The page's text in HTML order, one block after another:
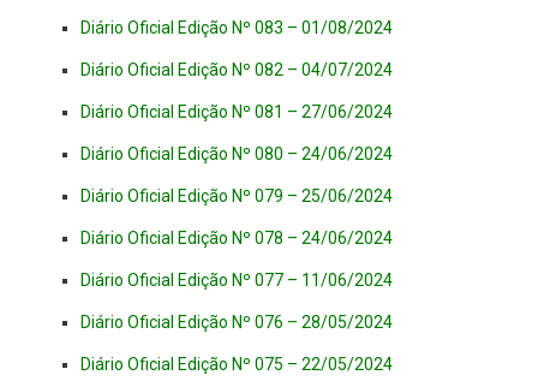
Diário Oficial Edição Nº 083 – 01/08/2024
Diário Oficial Edição Nº 082 – 04/07/2024
Diário Oficial Edição Nº 081 – 27/06/2024
Diário Oficial Edição Nº 080 – 24/06/2024
Diário Oficial Edição Nº 079 – 25/06/2024
Diário Oficial Edição Nº 078 – 24/06/2024
Diário Oficial Edição Nº 077 – 11/06/2024
Diário Oficial Edição Nº 076 – 28/05/2024
Diário Oficial Edição Nº 075 – 22/05/2024